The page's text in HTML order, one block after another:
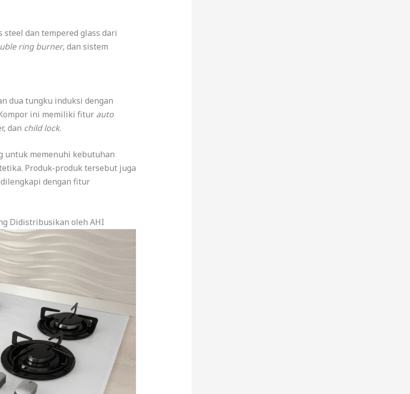
dan tempered glass dari
ring burner, dan sistem
dua tungku induksi dengan
ini memiliki fitur auto
dan child lock.
untuk memenuhi kebutuhan
Produk-produk tersebut juga
dengan fitur
Didistribusikan oleh AHI